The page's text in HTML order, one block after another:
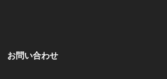
お問い合わせ